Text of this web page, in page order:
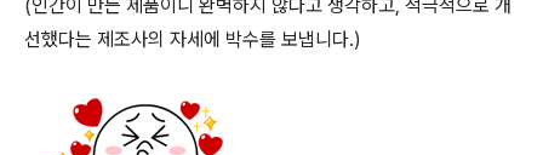
(인간이 만든 제품이니 완벽하지 않다고 생각하고, 적극적으로 개
선했다는 제조사의 자세에 박수를 보냅니다.)